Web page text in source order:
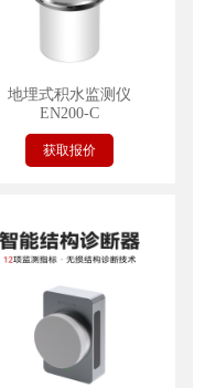
地埋式积水监测仪
EN200-C
获取报价